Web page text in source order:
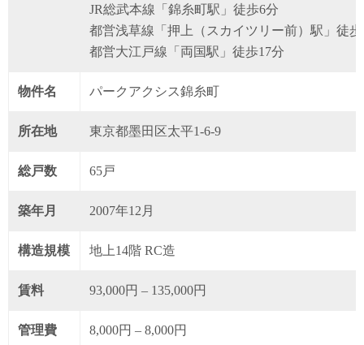
JR総武本線「錦糸町駅」徒歩6分
都営浅草線「押上（スカイツリー前）駅」徒歩
都営大江戸線「両国駅」徒歩17分
物件名 パークアクシス錦糸町
所在地 東京都墨田区太平1-6-9
総戸数 65戸
築年月 2007年12月
構造規模 地上14階 RC造
賃料 93,000円 – 135,000円
管理費 8,000円 – 8,000円